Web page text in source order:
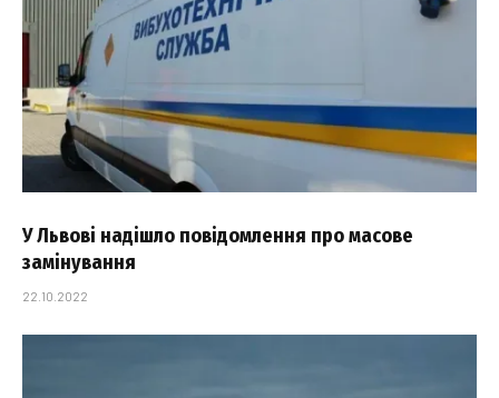
У Львові надішло повідомлення про масове
замінування
22.10.2022